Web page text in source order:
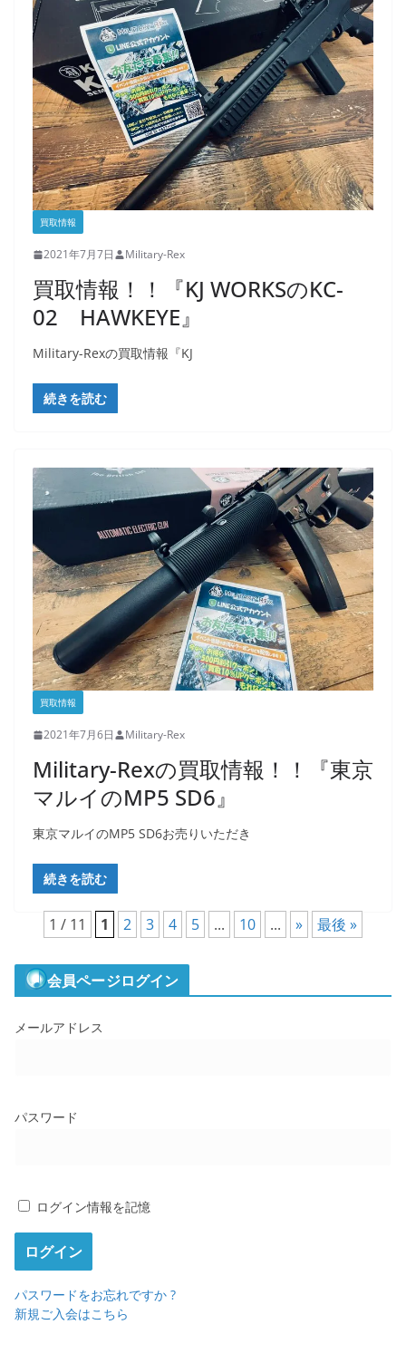
買取情報
2021年7月7日 Military-Rex
買取情報！！『KJ WORKSのKC-
02 HAWKEYE』
Military-Rexの買取情報『KJ
続きを読む
買取情報
2021年7月6日 Military-Rex
Military-Rexの買取情報！！『東京
マルイのMP5 SD6』
東京マルイのMP5 SD6お売りいただき
続きを読む
1 / 11 1 2 3 4 5 ... 10 ... » 最後 »
会員ページログイン
メールアドレス
パスワード
ログイン情報を記憶
パスワードをお忘れですか ?
新規ご入会はこちら